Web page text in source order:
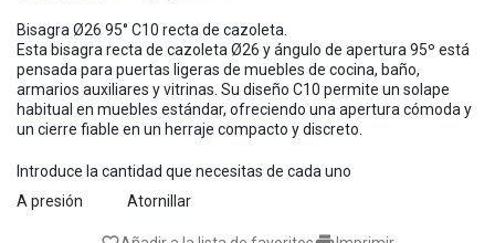
Bisagra Ø26 95° C10 recta de cazoleta.
Esta bisagra recta de cazoleta Ø26 y ángulo de apertura 95º está
pensada para puertas ligeras de muebles de cocina, baño,
armarios auxiliares y vitrinas. Su diseño C10 permite un solape
habitual en muebles estándar, ofreciendo una apertura cómoda y
un cierre fiable en un herraje compacto y discreto.
Introduce la cantidad que necesitas de cada uno
A presión
Atornillar